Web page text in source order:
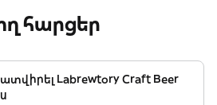
հարցեր
Labrewtory Craft Beer